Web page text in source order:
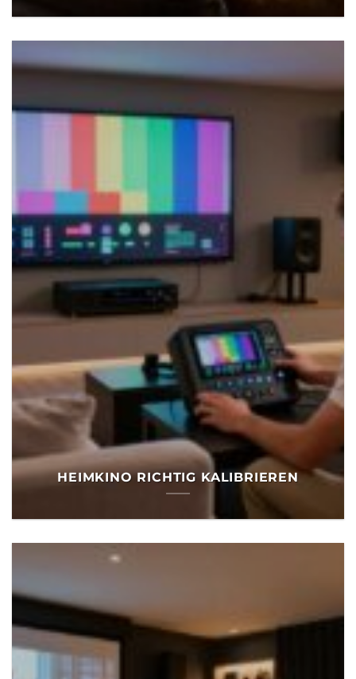
HEIMKINO RICHTIG KALIBRIEREN